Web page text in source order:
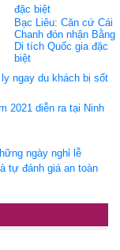
Bạc Liêu: Căn cứ Cái
Chanh đón nhận Bằng
Di tích Quốc gia đặc
biệt
ngay du khách bị sốt
2021 diễn ra tại Ninh
ngày nghỉ lễ
tự đánh giá an toàn